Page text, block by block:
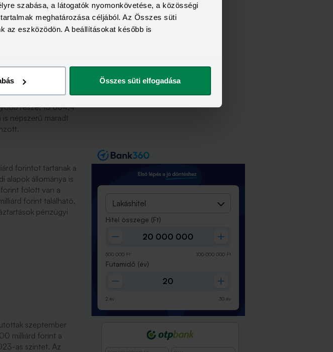
szabása, a látogatók nyomonkövetése, a közösségi
meghatározása céljából. Az Összes süti
az eszközödön. A beállításokat később is
Összes süti elfogadása
stb.) 15 124 milliárd
része, 13 664,4
népszerű maradt
forintot tartanak a
alapok állománya is
fölött van a
forint található,
pénzügyi
szeptember
milliárd forint a
as szintet. Az
Lakáshitel
Hitel összege (Ft)
500 000 Ft 100 000 000 Ft
Futamidő (év)
2 év 30 év